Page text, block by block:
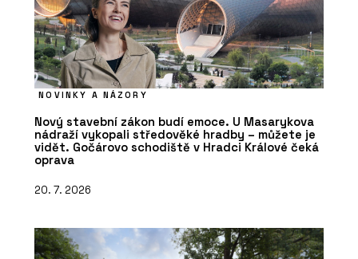
NOVINKY A NÁZORY
Nový stavební zákon budí emoce. U Masarykova
nádraží vykopali středověké hradby – můžete je
vidět. Gočárovo schodiště v Hradci Králové čeká
oprava
20. 7. 2026